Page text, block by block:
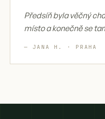
Předsíň byla věčný
místo a konečně se
— JANA H. · PRAHA